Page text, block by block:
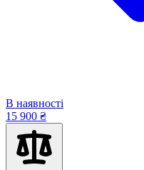
В наявності
15 900 ₴